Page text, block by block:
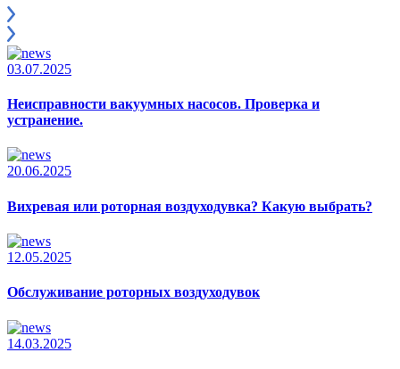
03.07.2025
Неисправности вакуумных насосов. Проверка и
устранение.
20.06.2025
Вихревая или роторная воздуходувка? Какую выбрать?
12.05.2025
Обслуживание роторных воздуходувок
14.03.2025